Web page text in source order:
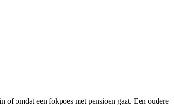
omdat een fokpoes met pensioen gaat. Een oudere